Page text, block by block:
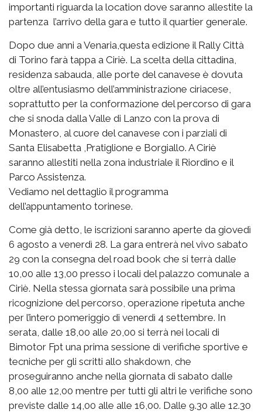
importanti riguarda la location dove saranno allestite la
partenza l’arrivo della gara e tutto il quartier generale.
Dopo due anni a Venaria,questa edizione il Rally Città
di Torino farà tappa a Ciriè. La scelta della cittadina,
residenza sabauda, alle porte del canavese è dovuta
oltre all’entusiasmo dell’amministrazione ciriacese,
soprattutto per la conformazione del percorso di gara
che si snoda dalla Valle di Lanzo con la prova di
Monastero, al cuore del canavese con i parziali di
Santa Elisabetta ,Pratiglione e Borgiallo. A Ciriè
saranno allestiti nella zona industriale il Riordino e il
Parco Assistenza.
Vediamo nel dettaglio il programma
dell’appuntamento torinese.
Come già detto, le iscrizioni saranno aperte da giovedì
6 agosto a venerdì 28. La gara entrerà nel vivo sabato
29 con la consegna del road book che si terrà dalle
10,00 alle 13,00 presso i locali del palazzo comunale a
Ciriè. Nella stessa giornata sarà possibile una prima
ricognizione del percorso, operazione ripetuta anche
per l’intero pomeriggio di venerdì 4 settembre. In
serata, dalle 18,00 alle 20,00 si terrà nei locali di
Bimotor Fpt una prima sessione di verifiche sportive e
tecniche per gli scritti allo shakdown, che
proseguiranno anche nella giornata di sabato dalle
8,00 alle 12,00 mentre per tutti gli altri le verifiche sono
previste dalle 14,00 alle alle 16,00. Dalle 9.30 alle 12.30